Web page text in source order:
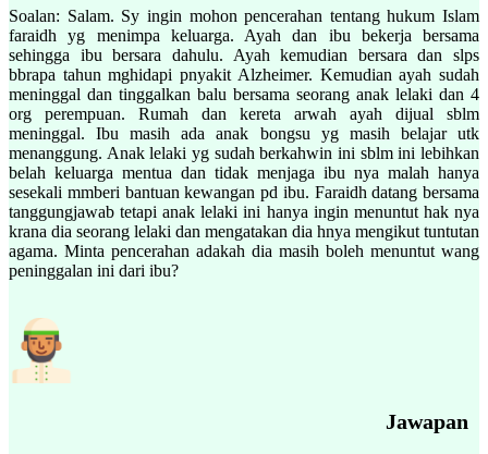
Soalan: Salam. Sy ingin mohon pencerahan tentang hukum Islam
faraidh yg menimpa keluarga. Ayah dan ibu bekerja bersama
sehingga ibu bersara dahulu. Ayah kemudian bersara dan slps
bbrapa tahun mghidapi pnyakit Alzheimer. Kemudian ayah sudah
meninggal dan tinggalkan balu bersama seorang anak lelaki dan 4
org perempuan. Rumah dan kereta arwah ayah dijual sblm
meninggal. Ibu masih ada anak bongsu yg masih belajar utk
menanggung. Anak lelaki yg sudah berkahwin ini sblm ini lebihkan
belah keluarga mentua dan tidak menjaga ibu nya malah hanya
sesekali mmberi bantuan kewangan pd ibu. Faraidh datang bersama
tanggungjawab tetapi anak lelaki ini hanya ingin menuntut hak nya
krana dia seorang lelaki dan mengatakan dia hnya mengikut tuntutan
agama. Minta pencerahan adakah dia masih boleh menuntut wang
peninggalan ini dari ibu?
Jawapan